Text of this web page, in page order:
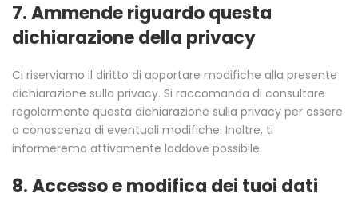
7. Ammende riguardo questa
dichiarazione della privacy
Ci riserviamo il diritto di apportare modifiche alla presente
dichiarazione sulla privacy. Si raccomanda di consultare
regolarmente questa dichiarazione sulla privacy per essere
a conoscenza di eventuali modifiche. Inoltre, ti
informeremo attivamente laddove possibile.
8. Accesso e modifica dei tuoi dati